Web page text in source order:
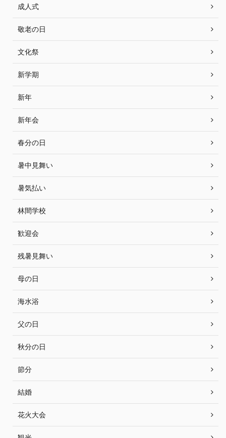
成人式
敬老の日
文化祭
新学期
新年
新年会
春分の日
暑中見舞い
暑気払い
林間学校
歓迎会
残暑見舞い
母の日
海水浴
父の日
秋分の日
節分
結婚
花火大会